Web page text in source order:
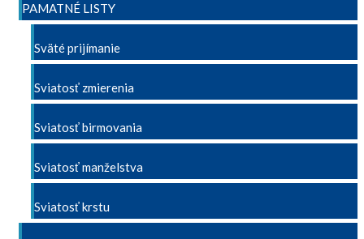
PAMATNÉ LISTY
Sväté prijímanie
Sviatosť zmierenia
Sviatosť birmovania
Sviatosť manželstva
Sviatosť krstu